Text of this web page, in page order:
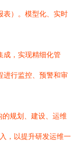
表）。模型化、实时
成，实现精细化管
进行监控、预警和审
规划、建设、运维
，以提升研发运维一